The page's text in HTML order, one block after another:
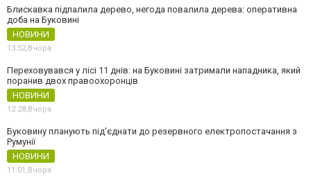
Блискавка підпалила дерево, негода повалила дерева: оперативна
доба на Буковині
НОВИНИ
13:52,Вчора
Переховувався у лісі 11 днів: на Буковині затримали нападника, який
поранив двох правоохоронців
НОВИНИ
12:28,Вчора
Буковину планують під'єднати до резервного електропостачання з
Румунії
НОВИНИ
11:01,Вчора